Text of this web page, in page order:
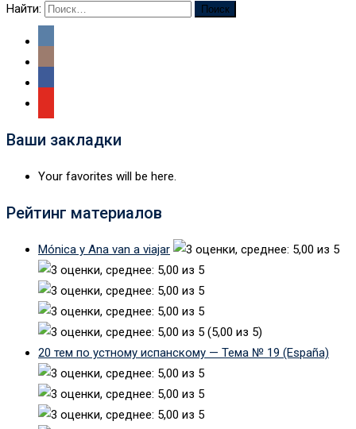
Найти:
Ваши закладки
Your favorites will be here.
Рейтинг материалов
Mónica y Ana van a viajar
(5,00 из 5)
20 тем по устному испанскому — Тема № 19 (España)